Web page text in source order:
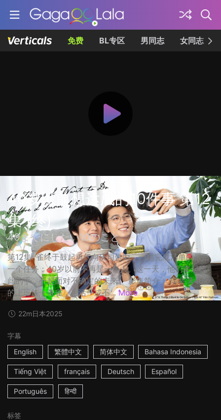
免费 BL专区 男同志 女同志
40岁以前想达成的10件事 第12
集 (终)
40までにしたい10のこと
第12集: 雀终于鼓起勇气向庆司告白，一起完成清单的最后
一个任务：40岁以前不再是一个人。这一天，他们牵起彼
此的手，一起面对不确定的未来。 影集简介： 即将满40岁
的上班族十条雀，生活一成不... More
22m日本2025
字幕
English
繁體中文 简体中文 Bahasa Indonesia
Tiếng Việt français Deutsch Español
Português हिन्दी
标签